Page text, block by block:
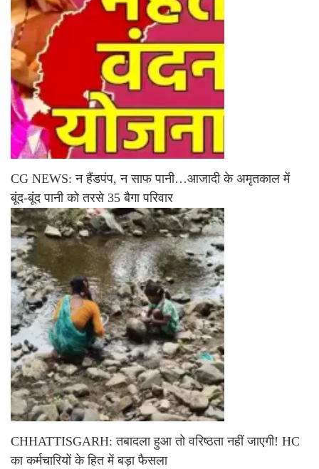
CG NEWS: न हैंडपंप, न साफ पानी…आजादी के अमृतकाल में
बूंद-बूंद पानी को तरसे 35 बैगा परिवार
CHHATTISGARH: तबादला हुआ तो वरिष्ठता नहीं जाएगी! HC
का कर्मचारियों के हित में बड़ा फैसला